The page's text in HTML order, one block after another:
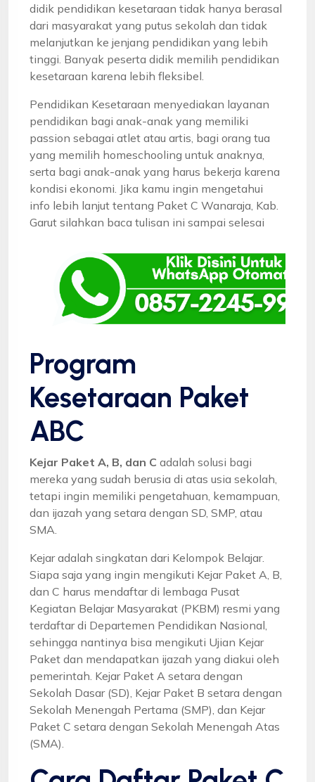
didik pendidikan kesetaraan tidak hanya berasal
dari masyarakat yang putus sekolah dan tidak
melanjutkan ke jenjang pendidikan yang lebih
tinggi. Banyak peserta didik memilih pendidikan
kesetaraan karena lebih fleksibel.
Pendidikan Kesetaraan menyediakan layanan
pendidikan bagi anak-anak yang memiliki
passion sebagai atlet atau artis, bagi orang tua
yang memilih homeschooling untuk anaknya,
serta bagi anak-anak yang harus bekerja karena
kondisi ekonomi. Jika kamu ingin mengetahui
info lebih lanjut tentang Paket C Wanaraja, Kab.
Garut silahkan baca tulisan ini sampai selesai
Program
Kesetaraan Paket
ABC
Kejar Paket A, B, dan C adalah solusi bagi
mereka yang sudah berusia di atas usia sekolah,
tetapi ingin memiliki pengetahuan, kemampuan,
dan ijazah yang setara dengan SD, SMP, atau
SMA.
Kejar adalah singkatan dari Kelompok Belajar.
Siapa saja yang ingin mengikuti Kejar Paket A, B,
dan C harus mendaftar di lembaga Pusat
Kegiatan Belajar Masyarakat (PKBM) resmi yang
terdaftar di Departemen Pendidikan Nasional,
sehingga nantinya bisa mengikuti Ujian Kejar
Paket dan mendapatkan ijazah yang diakui oleh
pemerintah. Kejar Paket A setara dengan
Sekolah Dasar (SD), Kejar Paket B setara dengan
Sekolah Menengah Pertama (SMP), dan Kejar
Paket C setara dengan Sekolah Menengah Atas
(SMA).